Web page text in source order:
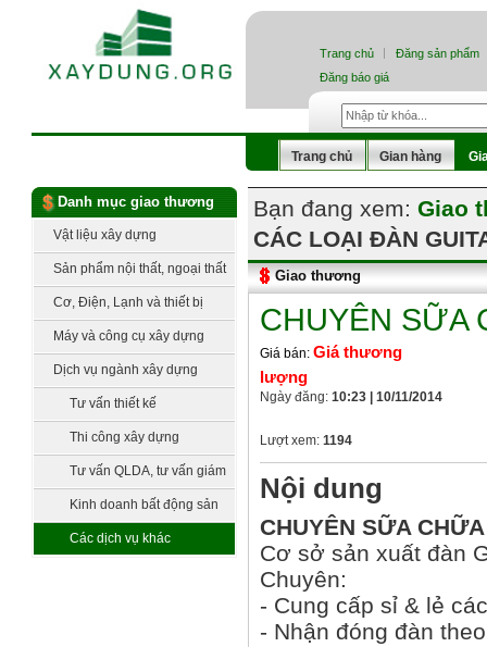
Trang chủ
Đăng sản phẩm
Đăng báo giá
Trang chủ Gian hàng
Danh mục giao thương
Vật liệu xây dựng
Sản phẩm nội thất, ngoại thất
Cơ, Điện, Lạnh và thiết bị
công nghệ
Máy và công cụ xây dựng
Dịch vụ ngành xây dựng
Tư vấn thiết kế
Thi công xây dựng
Tư vấn QLDA, tư vấn giám
Kinh doanh bất động sản
Các dịch vụ khác
Bạn đang xem: Giao
CÁC LOẠI ĐÀN
Giao thương
CHUYÊN SỮA
Giá bán: Giá thương
lượng
Ngày đăng: 10:23 | 10/11/2014
Lượt xem: 1194
Nội dung
CHUYÊN SỮA
Cơ sở sản xuất đàn
Chuyên:
- Cung cấp sỉ & lẻ
- Nhận đóng đàn